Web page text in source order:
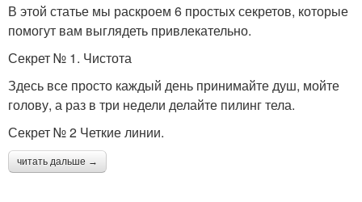
В этой статье мы раскроем 6 простых секретов, которые
помогут вам выглядеть привлекательно.
Секрет № 1. Чистота
Здесь все просто каждый день принимайте душ, мойте
голову, а раз в три недели делайте пилинг тела.
Секрет № 2 Четкие линии.
читать дальше →